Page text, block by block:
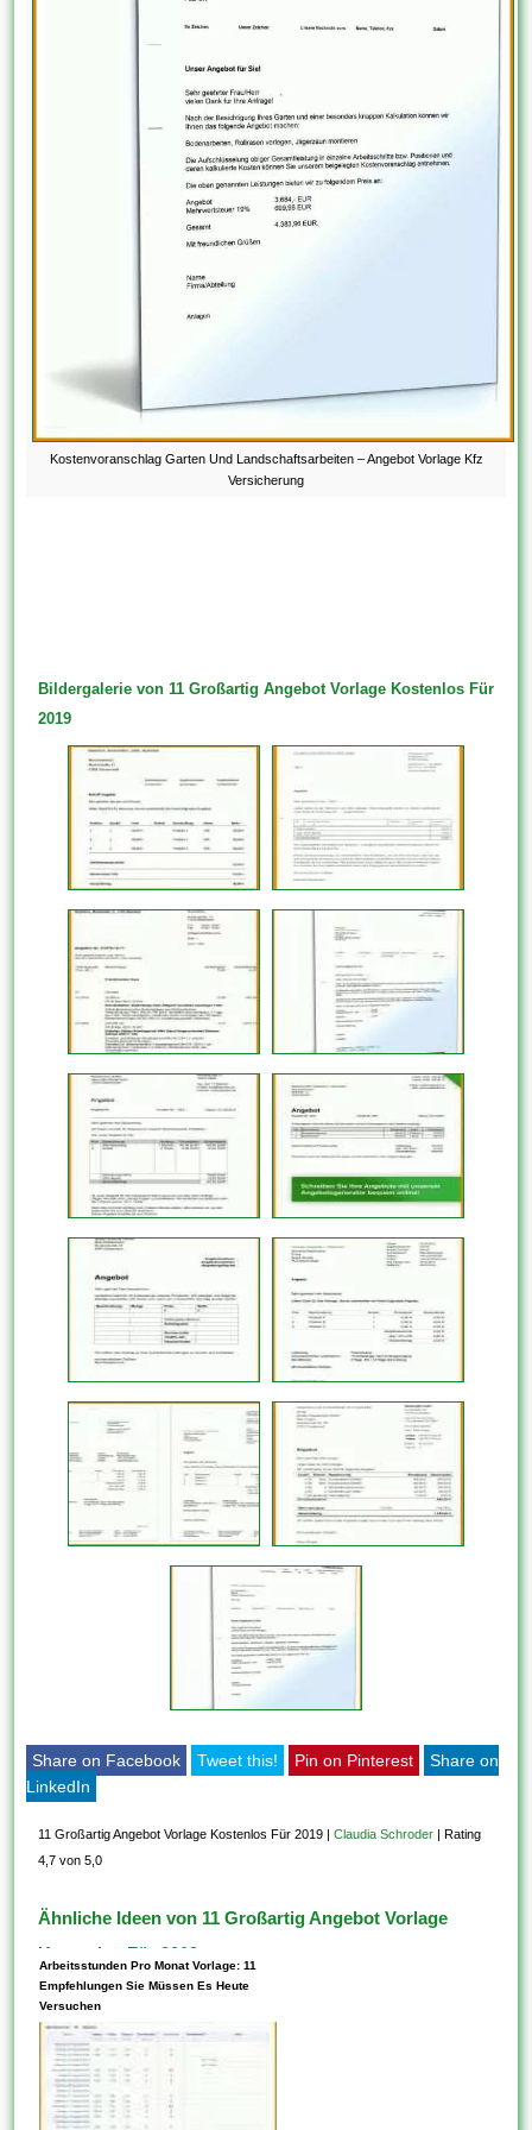
Kostenvoranschlag Garten Und Landschaftsarbeiten – Angebot Vorlage Kfz
Versicherung
Bildergalerie von 11 Großartig Angebot Vorlage Kostenlos Für
2019
Share on Facebook Tweet this! Pin on Pinterest
Share on
LinkedIn
11 Großartig Angebot Vorlage Kostenlos Für 2019 |Claudia Schroder |Rating
4,7 von 5,0
Ähnliche Ideen von 11 Großartig Angebot Vorlage
Kostenlos Für 2019
Arbeitsstunden Pro Monat Vorlage: 11
Empfehlungen Sie Müssen Es Heute
Versuchen